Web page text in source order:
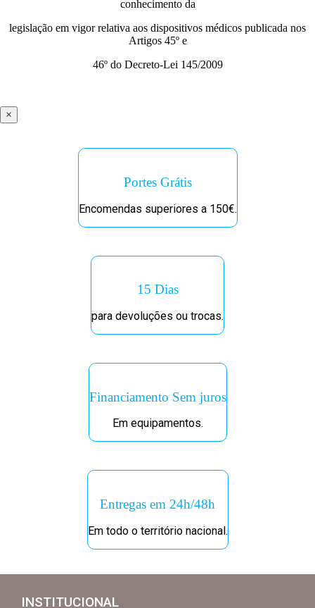
conhecimento da
legislação em vigor relativa aos dispositivos médicos publicada nos
Artigos 45º e
46º do Decreto-Lei 145/2009
×
Portes Grátis
Encomendas superiores a 150€.
15 Dias
para devoluções ou trocas.
Financiamento Sem juros
Em equipamentos.
Entregas em 24h/48h
Em todo o território nacional.
INSTITUCIONAL